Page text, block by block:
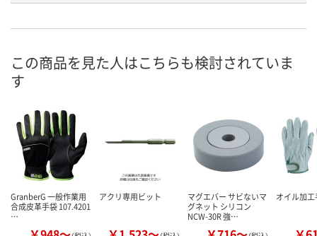
カゴへ カ
この商品を見た人はこちらも検討されていま
す
GranberG 一般作業用
合成皮革手袋 107.4201
…
アクリ専用ビット
マグエバー サビないマ
グネット シリコン
NCW-30R 強…
オイル加